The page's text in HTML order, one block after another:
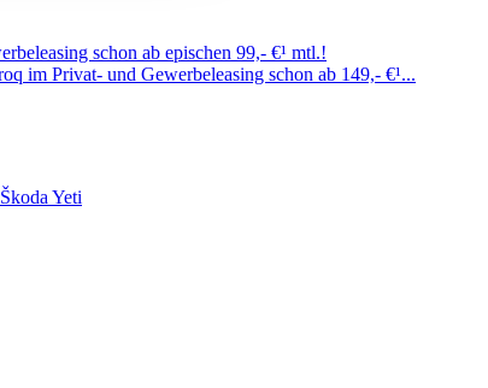
Škoda Yeti